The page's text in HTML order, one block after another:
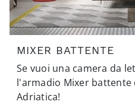
MIXER BATTENTE
Se vuoi una camera da
l'armadio Mixer
Adriatica!